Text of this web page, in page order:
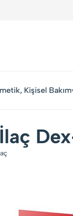
Yerli Markalarla
Kişisel Bakım